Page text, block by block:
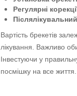
Регулярні
Вартість брекетів
лікування. Важливо
Інвестуючи у
посмішку на все життя.